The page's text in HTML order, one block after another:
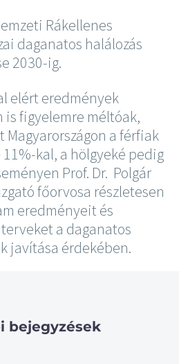
Rákellenes
daganatos halálozás
2030-ig.
elért eredmények
is figyelemre méltóak,
Magyarországon a férfiak
kal, a hölgyeké pedig
Prof. Dr. Polgár
főorvosa részletesen
eredményeit és
a daganatos
javítása érdekében.
bejegyzések